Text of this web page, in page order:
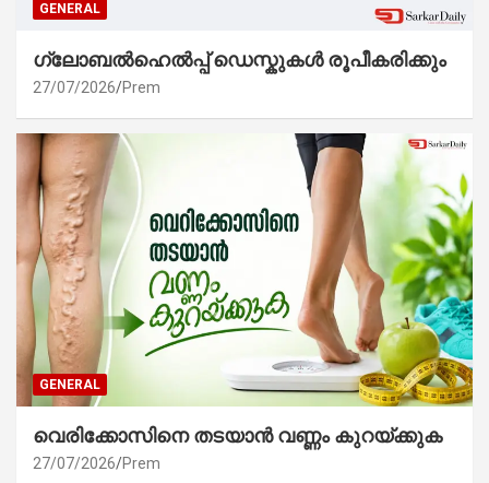
GENERAL
ഗ്ലോബൽഹെൽപ്പ് ഡെസ്കുകൾ രൂപീകരിക്കും
27/07/2026 Prem
GENERAL
വെരിക്കോസിനെ തടയാൻ വണ്ണം കുറയ്ക്കുക
27/07/2026 Prem